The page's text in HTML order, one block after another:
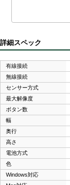
詳細スペック
有線接続
無線接続
センサー方式
最大解像度
ボタン数
幅
奥行
高さ
電池方式
色
Windows対応